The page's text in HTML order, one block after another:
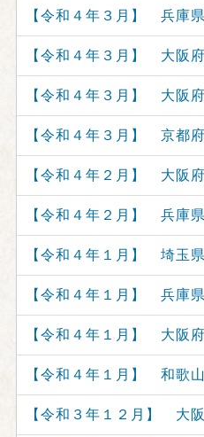
【令和４年３月】 兵庫
【令和４年３月】 大阪
【令和４年３月】 大阪
【令和４年３月】 京都
【令和４年２月】 大阪
【令和４年２月】 兵庫
【令和４年１月】 埼玉
【令和４年１月】 兵庫
【令和４年１月】 大阪
【令和４年１月】 和歌
【令和３年１２月】 大